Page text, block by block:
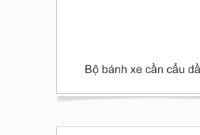
Bộ bánh xe cần cẩu